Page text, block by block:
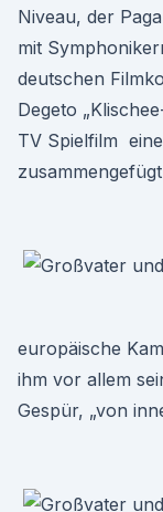
Niveau, der
mit
deutschen
Degeto
TV Spielfilm
europäische
ihm vor allem
Gespür, „von